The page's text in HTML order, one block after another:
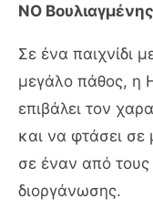
ΝΟ Βουλιαγμένης
Σε ένα παιχνίδι
μεγάλο πάθος, η
επιβάλει τον
και να φτάσει σε
σε έναν από τους
διοργάνωσης.